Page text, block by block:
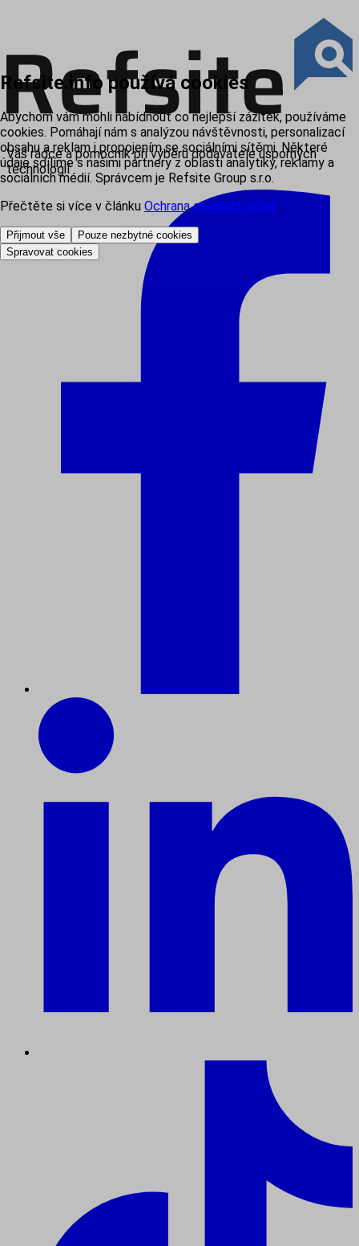
Váš rádce a pomocník při výběru dodavatele úsporných
technologií
Refsite.info používá cookies
Abychom vám mohli nabídnout co nejlepší zážitek, používáme
cookies. Pomáhají nám s analýzou návštěvnosti, personalizací
obsahu a reklam i propojením se sociálními sítěmi. Některé
údaje sdílíme s našimi partnery z oblasti analytiky, reklamy a
sociálních médií. Správcem je Refsite Group s.r.o.
Přečtěte si více v článku Ochrana osobních údajů.
Přijmout vše
Pouze nezbytné cookies
Spravovat cookies